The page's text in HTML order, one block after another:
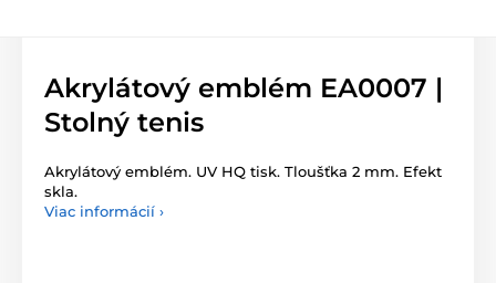
Akrylátový emblém EA0007 |
Stolný tenis
Akrylátový emblém. UV HQ tisk. Tloušťka 2 mm. Efekt
skla.
Viac informácií ›